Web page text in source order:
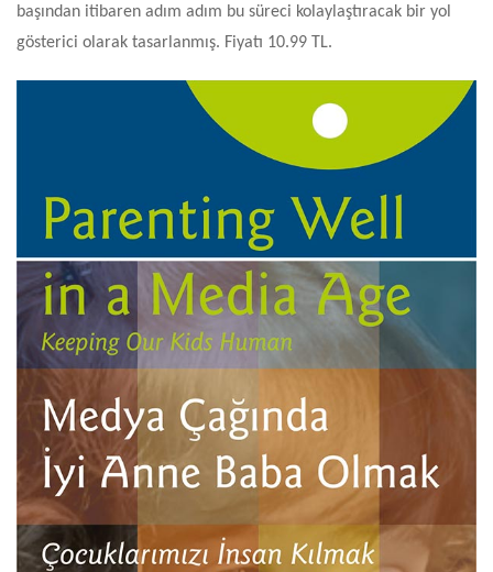
başından itibaren adım adım bu süreci kolaylaştıracak bir yol
gösterici olarak tasarlanmış. Fiyatı 10.99 TL.